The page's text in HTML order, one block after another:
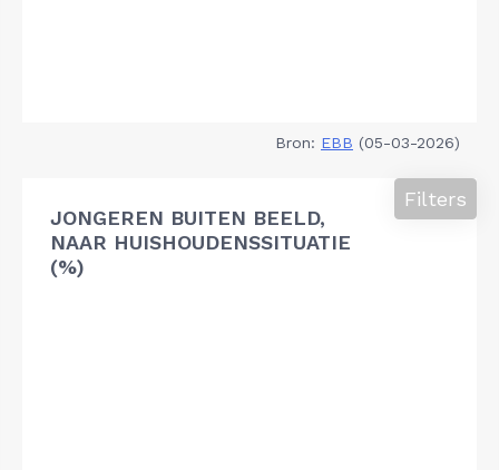
Bron: EBB (05-03-2026)
JONGEREN BUITEN BEELD,
NAAR HUISHOUDENSSITUATIE
(%)
Filters